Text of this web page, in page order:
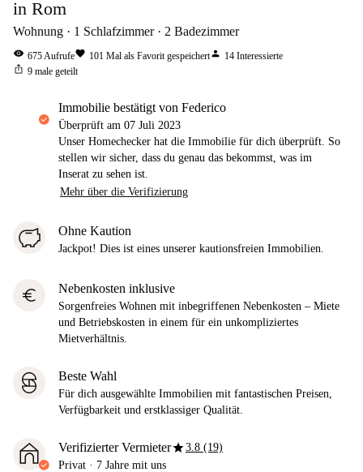
in Rom
Wohnung 1 Schlafzimmer 2 Badezimmer
visibility 675Aufrufefavorite 101 Mal als Favorit gespeichertperson 14 Interessierte
ios_share 9 male geteilt
Immobilie bestätigt von Federico
Überprüft am 07 Juli 2023
Unser Homechecker hat die Immobilie für dich überprüft. So
stellen wir sicher, dass du genau das bekommst, was im
Inserat zu sehen ist.
Mehr über die Verifizierung
Ohne Kaution
Jackpot! Dies ist eines unserer kautionsfreien Immobilien.
euro Nebenkosten inklusive
Sorgenfreies Wohnen mit inbegriffenen Nebenkosten – Miete
und Betriebskosten in einem für ein unkompliziertes
Mietverhältnis.
Beste Wahl
Für dich ausgewählte Immobilien mit fantastischen Preisen,
Verfügbarkeit und erstklassiger Qualität.
Verifizierter Vermieterstar3.8 (19)
Privat · 7 Jahre mit uns